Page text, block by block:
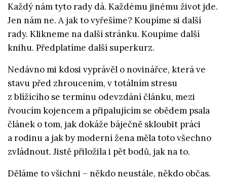
Každý nám tyto rady dá. Každému jinému život jde.
Jen nám ne. A jak to vyřešíme? Koupíme si další
rady. Klikneme na další stránku. Koupíme další
knihu. Předplatíme další superkurz.
Nedávno mi kdosi vyprávěl o novinářce, která ve
stavu před zhroucením, v totálním stresu
z blížícího se termínu odevzdání článku, mezi
řvoucím kojencem a připalujícím se obědem psala
článek o tom, jak dokáže báječně skloubit práci
a rodinu a jak by moderní žena měla toto všechno
zvládnout. Jistě přiložila i pět bodů, jak na to.
Děláme to všichni – někdo neustále, někdo občas.